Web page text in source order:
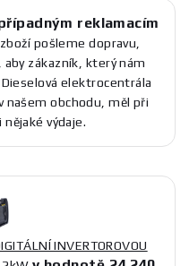
reklamacím
pošleme dopravu,
zákazník, který nám
elektrocentrála
našem obchodu, měl při
výdaje.
INVERTOROVOU